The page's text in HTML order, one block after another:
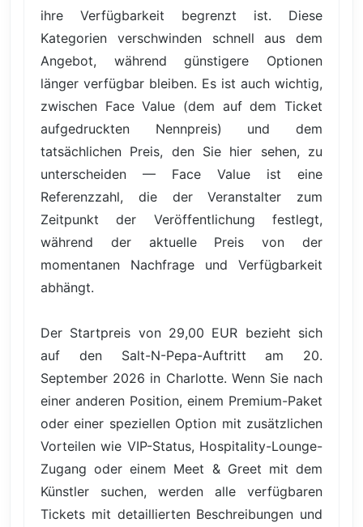
ihre Verfügbarkeit begrenzt ist. Diese
Kategorien verschwinden schnell aus dem
Angebot, während günstigere Optionen
länger verfügbar bleiben. Es ist auch wichtig,
zwischen Face Value (dem auf dem Ticket
aufgedruckten Nennpreis) und dem
tatsächlichen Preis, den Sie hier sehen, zu
unterscheiden — Face Value ist eine
Referenzzahl, die der Veranstalter zum
Zeitpunkt der Veröffentlichung festlegt,
während der aktuelle Preis von der
momentanen Nachfrage und Verfügbarkeit
abhängt.
Der Startpreis von 29,00 EUR bezieht sich
auf den Salt-N-Pepa-Auftritt am 20.
September 2026 in Charlotte. Wenn Sie nach
einer anderen Position, einem Premium-Paket
oder einer speziellen Option mit zusätzlichen
Vorteilen wie VIP-Status, Hospitality-Lounge-
Zugang oder einem Meet & Greet mit dem
Künstler suchen, werden alle verfügbaren
Tickets mit detaillierten Beschreibungen und